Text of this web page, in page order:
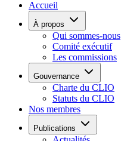
Accueil
À propos
Qui sommes-nous
Comité exécutif
Les commissions
Gouvernance
Charte du CLIO
Statuts du CLIO
Nos membres
Publications